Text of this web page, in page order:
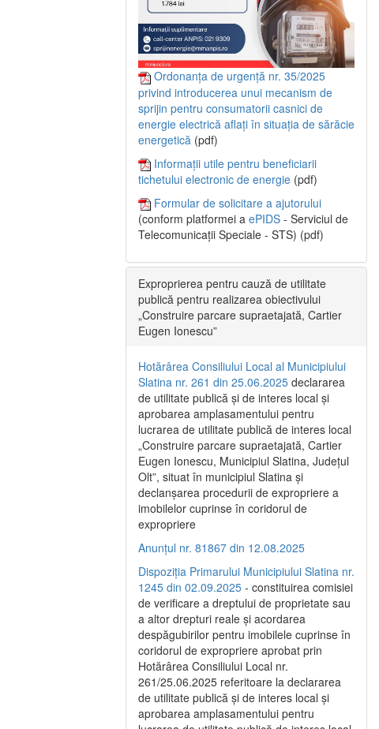
Ordonanța de urgență nr. 35/2025
privind introducerea unui mecanism de
sprijin pentru consumatorii casnici de
energie electrică aflați în situația de sărăcie
energetică (pdf)
Informații utile pentru beneficiarii
tichetului electronic de energie (pdf)
Formular de solicitare a ajutorului
(conform platformei a ePIDS - Serviciul de
Telecomunicații Speciale - STS) (pdf)
Exproprierea pentru cauză de utilitate
publică pentru realizarea obiectivului
„Construire parcare supraetajată, Cartier
Eugen Ionescu”
Hotărârea Consiliului Local al Municipiului
Slatina nr. 261 din 25.06.2025 declararea
de utilitate publică și de interes local și
aprobarea amplasamentului pentru
lucrarea de utilitate publică de interes local
„Construire parcare supraetajată, Cartier
Eugen Ionescu, Municipiul Slatina, Județul
Olt”, situat în municipiul Slatina și
declanșarea procedurii de expropriere a
imobilelor cuprinse în coridorul de
expropriere
Anunțul nr. 81867 din 12.08.2025
Dispoziția Primarului Municipiului Slatina nr.
1245 din 02.09.2025 - constituirea comisiei
de verificare a dreptului de proprietate sau
a altor drepturi reale și acordarea
despăgubirilor pentru imobilele cuprinse în
coridorul de expropriere aprobat prin
Hotărârea Consiliului Local nr.
261/25.06.2025 referitoare la declararea
de utilitate publică și de interes local și
aprobarea amplasamentului pentru